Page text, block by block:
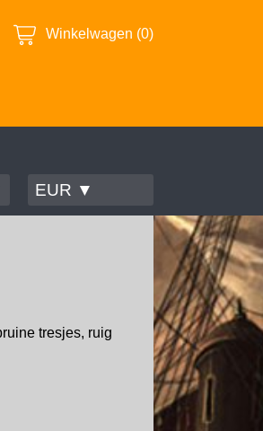
Winkelwagen (0)
EUR ▼
tresjes, ruig